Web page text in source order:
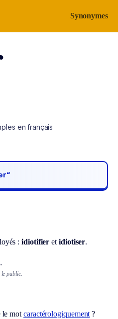
Synonymes
en français
:idiotifieretidiotiser.
public.
le motcaractérologiquement?